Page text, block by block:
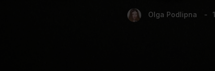
Olga Podlipna